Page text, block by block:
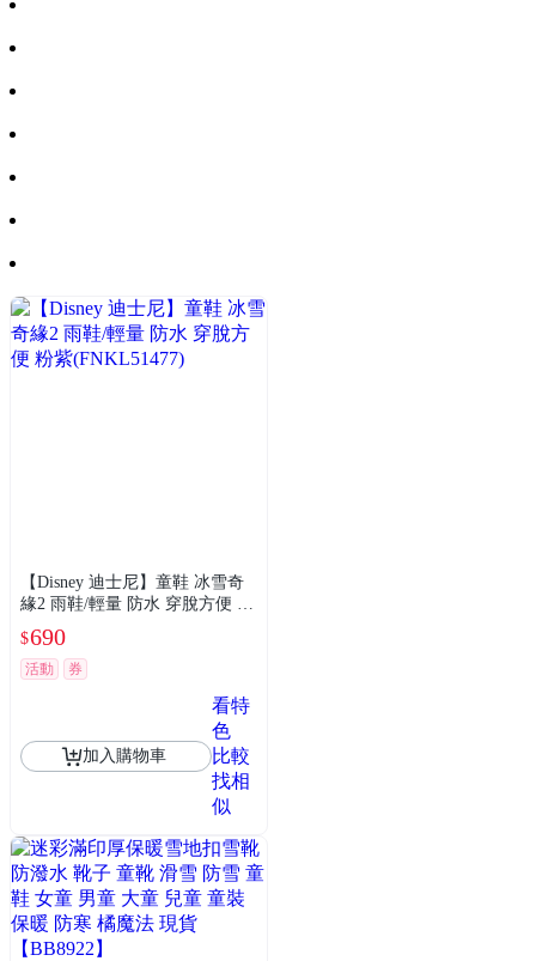
【Disney 迪士尼】童鞋 冰雪奇
緣2 雨鞋/輕量 防水 穿脫方便 粉
$690
活動 券
加入購物車
看特
色
比較
找相
似